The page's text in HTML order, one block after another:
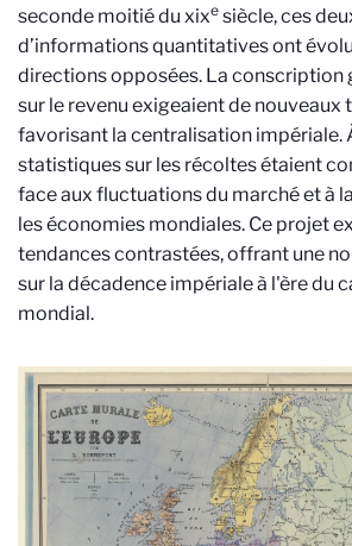
seconde moitié du xixe siècle, ces
d’informations quantitatives ont
directions opposées. La conscription
sur le revenu exigeaient de nouveaux
favorisant la centralisation impériale.
statistiques sur les récoltes étaient
face aux fluctuations du marché et à
les économies mondiales. Ce projet
tendances contrastées, offrant une
sur la décadence impériale à l'ère du
mondial.